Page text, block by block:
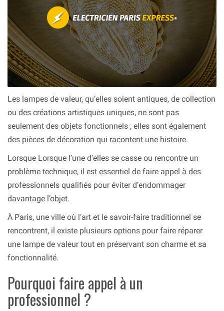
Les lampes de valeur, qu’elles soient antiques, de collection
ou des créations artistiques uniques, ne sont pas
seulement des objets fonctionnels ; elles sont également
des pièces de décoration qui racontent une histoire.
Lorsque Lorsque l’une d’elles se casse ou rencontre un
problème technique, il est essentiel de faire appel à des
professionnels qualifiés pour éviter d’endommager
davantage l’objet.
À Paris, une ville où l’art et le savoir-faire traditionnel se
rencontrent, il existe plusieurs options pour faire réparer
une lampe de valeur tout en préservant son charme et sa
fonctionnalité.
Pourquoi faire appel à un
professionnel ?